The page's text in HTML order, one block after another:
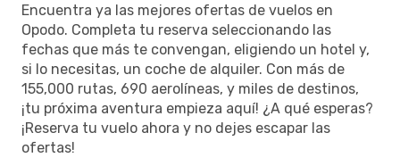
Encuentra ya las mejores ofertas de vuelos en
Opodo. Completa tu reserva seleccionando las
fechas que más te convengan, eligiendo un hotel y,
si lo necesitas, un coche de alquiler. Con más de
155,000 rutas, 690 aerolíneas, y miles de destinos,
¡tu próxima aventura empieza aquí! ¿A qué esperas?
¡Reserva tu vuelo ahora y no dejes escapar las
ofertas!